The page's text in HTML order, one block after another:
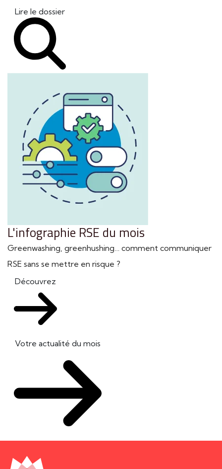
Lire le dossier
L'infographie RSE du mois
Greenwashing, greenhushing… comment communiquer
RSE sans se mettre en risque ?
Découvrez
Votre actualité du mois